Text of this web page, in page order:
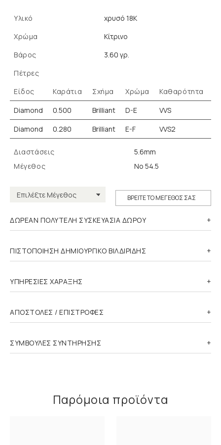
Υλικό
χρυσό 18K
Χρώμα
Κίτρινο
Βάρος
3.60 γρ.
Πέτρες
Είδος
Καράτια Σχήμα Χρώμα
Καθαρότητα
Diamond
0.500 Brilliant D-E
VVS
Diamond
0.280 Brilliant E-F VVS2
Διαστάσεις
5.6mm
Μέγεθος
Νο 54.5
ΒΡΕΙΤΕ ΤΟ ΜΕΓΕΘΟΣ ΣΑΣ
ΔΩΡΕΑΝ ΠΟΛΥΤΕΛΗ ΣΥΣΚΕΥΑΣΙΑ ΔΩΡΟΥ
ΠΙΣΤΟΠΟΙΗΣΗ ΔΗΜΙΟΥΡΓΙΚΟ ΒΙΛΔΙΡΙΔΗΣ
ΥΠΗΡΕΣΙΕΣ ΧΑΡΑΞΗΣ
ΑΠΟΣΤΟΛΕΣ / ΕΠΙΣΤΡΟΦΕΣ
ΣΥΜΒΟΥΛΕΣ ΣΥΝΤΗΡΗΣΗΣ
Παρόμοια προϊόντα